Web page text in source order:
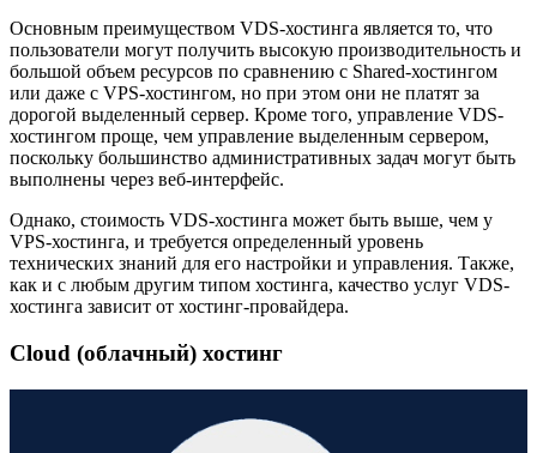
Основным преимуществом VDS-хостинга является то, что
пользователи могут получить высокую производительность и
большой объем ресурсов по сравнению с Shared-хостингом
или даже с VPS-хостингом, но при этом они не платят за
дорогой выделенный сервер. Кроме того, управление VDS-
хостингом проще, чем управление выделенным сервером,
поскольку большинство административных задач могут быть
выполнены через веб-интерфейс.
Однако, стоимость VDS-хостинга может быть выше, чем у
VPS-хостинга, и требуется определенный уровень
технических знаний для его настройки и управления. Также,
как и с любым другим типом хостинга, качество услуг VDS-
хостинга зависит от хостинг-провайдера.
Cloud (облачный) хостинг